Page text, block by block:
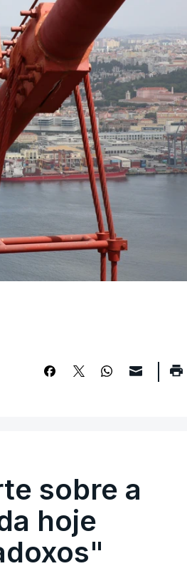
sobre a
hoje